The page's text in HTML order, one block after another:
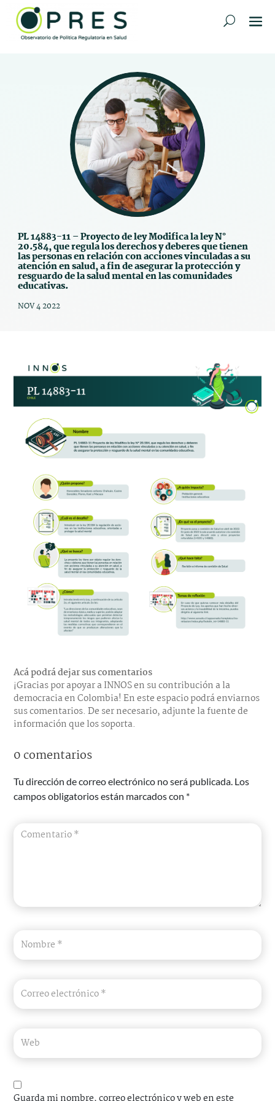
PL 14883-11 – Proyecto de ley Modifica la ley N°
20.584, que regula los derechos y deberes que tienen
las personas en relación con acciones vinculadas a su
atención en salud, a fin de asegurar la protección y
resguardo de la salud mental en las comunidades
educativas.
NOV 4 2022
Acá podrá dejar sus comentarios
¡Gracias por apoyar a INNOS en su contribución a la
democracia en Colombia! En este espacio podrá enviarnos
sus comentarios. De ser necesario, adjunte la fuente de
información que los soporta.
0 comentarios
Tu dirección de correo electrónico no será publicada. Los
campos obligatorios están marcados con *